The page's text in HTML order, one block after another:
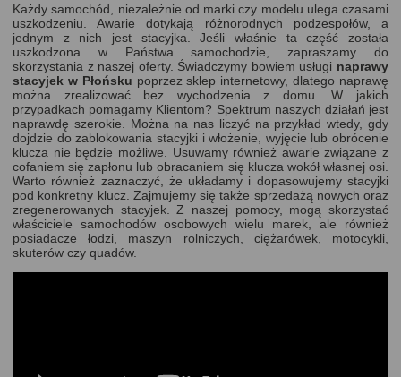
Każdy samochód, niezależnie od marki czy modelu ulega czasami
uszkodzeniu. Awarie dotykają różnorodnych podzespołów, a
jednym z nich jest stacyjka. Jeśli właśnie ta część została
uszkodzona w Państwa samochodzie, zapraszamy do
skorzystania z naszej oferty. Świadczymy bowiem usługi naprawy
stacyjek w Płońsku poprzezsklep internetowy, dlatego naprawę
można zrealizować bez wychodzenia z domu. W jakich
przypadkach pomagamy Klientom? Spektrum naszych działań jest
naprawdę szerokie. Można na nas liczyć na przykład wtedy, gdy
dojdzie do zablokowania stacyjki i włożenie, wyjęcie lub obrócenie
klucza nie będzie możliwe. Usuwamy również awarie związane z
cofaniem się zapłonu lub obracaniem się klucza wokół własnej osi.
Warto również zaznaczyć, że układamy i dopasowujemy stacyjki
pod konkretny klucz. Zajmujemy się także sprzedażą nowych oraz
zregenerowanych stacyjek. Z naszej pomocy, mogą skorzystać
właściciele samochodów osobowych wielu marek, ale również
posiadacze łodzi, maszyn rolniczych, ciężarówek, motocykli,
skuterów czy quadów.